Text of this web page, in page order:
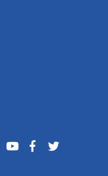
Youtube Facebook